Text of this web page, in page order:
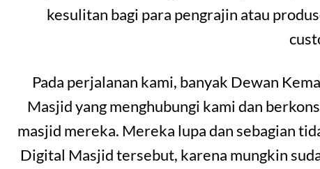
kesulitan bagi para pengrajin atau
Pada perjalanan kami, banyak Dewan
Masjid yang menghubungi kami dan
masjid mereka. Mereka lupa dan sebagian
Digital Masjid tersebut, karena mungkin